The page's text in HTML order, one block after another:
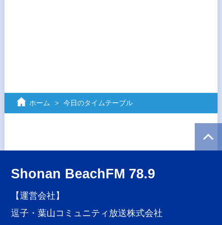
ホーム 今日のタイムテーブル
Shonan BeachFM 78.9
【運営会社】
逗子・葉山コミュニティ放送株式会社